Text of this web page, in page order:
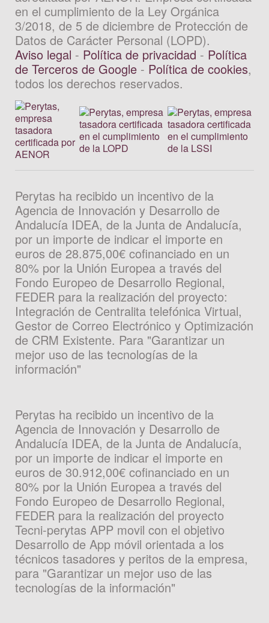
en el cumplimiento de la Ley Orgánica
3/2018, de 5 de diciembre de Protección de
Datos de Carácter Personal (LOPD).
Aviso legal - Política de privacidad - Política
de Terceros de Google- Política de cookies,
todos los derechos reservados.
Perytas ha recibido un incentivo de la
Agencia de Innovación y Desarrollo de
Andalucía IDEA, de la Junta de Andalucía,
por un importe de indicar el importe en
euros de 28.875,00€ cofinanciado en un
80% por la Unión Europea a través del
Fondo Europeo de Desarrollo Regional,
FEDER para la realización del proyecto:
Integración de Centralita telefónica Virtual,
Gestor de Correo Electrónico y Optimización
de CRM Existente. Para "Garantizar un
mejor uso de las tecnologías de la
información"
Perytas ha recibido un incentivo de la
Agencia de Innovación y Desarrollo de
Andalucía IDEA, de la Junta de Andalucía,
por un importe de indicar el importe en
euros de 30.912,00€ cofinanciado en un
80% por la Unión Europea a través del
Fondo Europeo de Desarrollo Regional,
FEDER para la realización del proyecto
Tecni-perytas APP movil con el objetivo
Desarrollo de App móvil orientada a los
técnicos tasadores y peritos de la empresa,
para "Garantizar un mejor uso de las
tecnologías de la información"